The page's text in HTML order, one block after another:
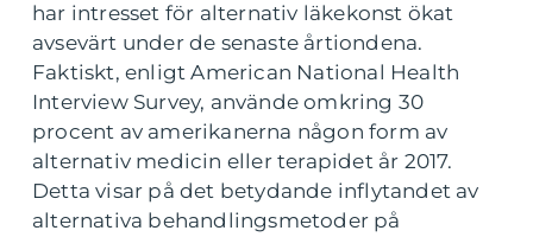
har intresset för alternativ läkekonst ökat
avsevärt under de senaste årtiondena.
Faktiskt, enligt American National Health
Interview Survey, använde omkring 30
procent av amerikanerna någon form av
alternativ medicin eller terapidet år 2017.
Detta visar på det betydande inflytandet av
alternativa behandlingsmetoder på